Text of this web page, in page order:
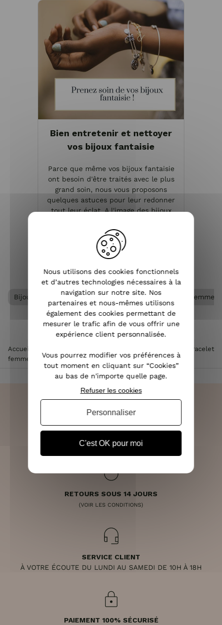
Bien entretenir et nettoyer
vos bijoux fantaisie
Parce que même vos bijoux fantaisie
ont besoin d'être traités avec le plus
grand soin, nous vous proposons
quelques astuces pour leur redonner
tout leur éclat. A l'image des bijoux
fantaisie s'o...
VOIR L'ARTICLE
Bijoux acier femme Bijoux femme Bracelet femme
Accueil
Bracelet
femme
Bracelet MILE MILA doré et rosé étincelle coeur
LIVRAISON RAPIDE
OFFERTE DÈS 70€
RETOURS SOUS 14 JOURS
(VOIR LES CONDITIONS)
SERVICE CLIENT
À VOTRE ÉCOUTE DU LUNDI AU SAMEDI DE 10H À 18H
PAIEMENT 100% SÉCURISÉ
Nous utilisons des cookies fonctionnels
et d’autres technologies nécessaires à la
navigation sur notre site. Nos
partenaires et nous-mêmes utilisons
également des cookies permettant de
mesurer le trafic afin de vous offrir une
expérience client personnalisée.
Vous pourrez modifier vos préférences à
tout moment en cliquant sur “Cookies”
au bas de n'importe quelle page.
C'est OK pour moi
Refuser les cookies
Personnaliser